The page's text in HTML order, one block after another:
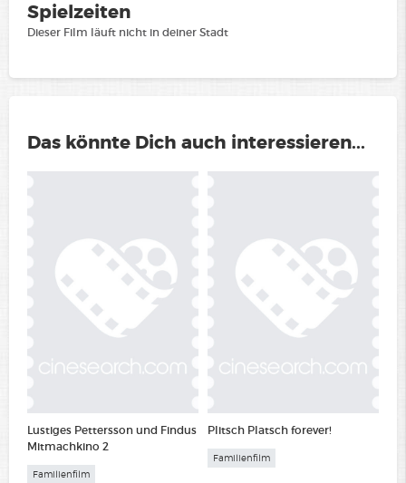
Spielzeiten
Dieser Film läuft nicht in deiner Stadt
Das könnte Dich auch interessieren...
Lustiges Pettersson und Findus
Mitmachkino 2
Familienfilm
Plitsch Platsch forever!
Familienfilm